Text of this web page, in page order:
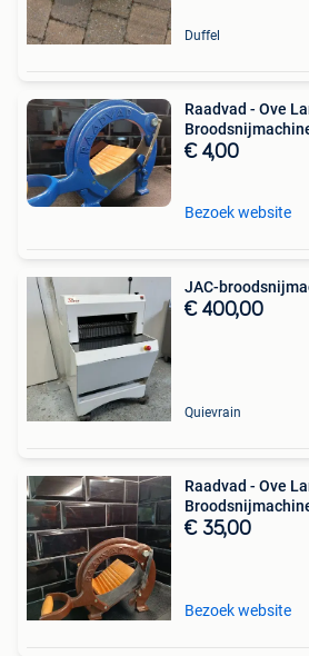
Duffel
Raadvad - Ove
€ 4,00
Bezoek website
JAC-
€ 400,00
Quievrain
Raadvad - Ove
€ 35,00
Bezoek website